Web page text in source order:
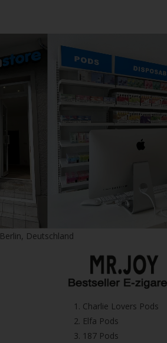
Deutschland
1.⁠ ⁠Charlie Lovers Pods
2.⁠ ⁠⁠Elfa Pods
3.⁠ ⁠⁠187 Pods